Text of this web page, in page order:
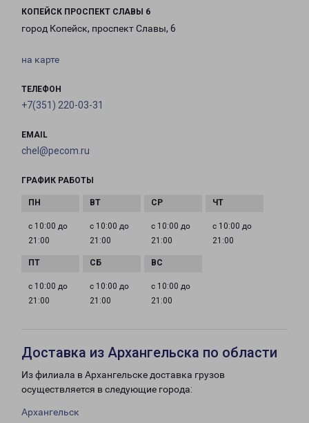
КОПЕЙСК ПРОСПЕКТ СЛАВЫ 6
город Копейск, проспект Славы, 6
на карте
ТЕЛЕФОН
+7(351) 220-03-31
EMAIL
chel@pecom.ru
ГРАФИК РАБОТЫ
с 10:00 до
21:00
с 10:00 до
21:00
с 10:00 до
21:00
с 10:00 до
21:00
с 10:00 до
21:00
с 10:00 до
21:00
с 10:00 до
21:00
Доставка из Архангельска по области
Из филиала в Архангельске доставка грузов
осуществляется в следующие города:
Архангельск